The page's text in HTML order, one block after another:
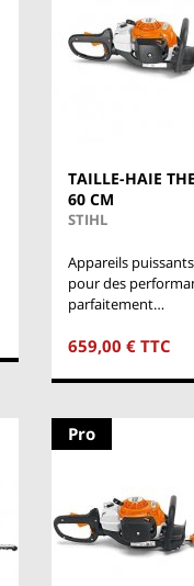
TAILLE-HAIE
60 CM
STIHL
Appareils
pour des
parfaitement…
659,00 € TTC
Pro